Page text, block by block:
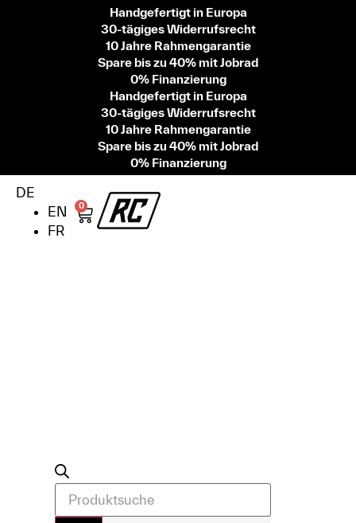
Handgefertigt in Europa
30-tägiges Widerrufsrecht
10 Jahre Rahmengarantie
Spare bis zu 40% mit Jobrad
0% Finanzierung
Handgefertigt in Europa
30-tägiges Widerrufsrecht
10 Jahre Rahmengarantie
Spare bis zu 40% mit Jobrad
0% Finanzierung
DE
EN
FR
0